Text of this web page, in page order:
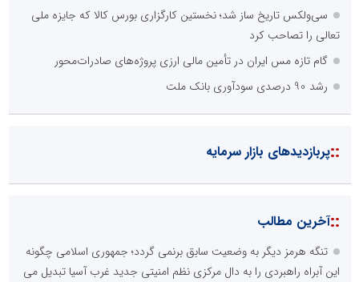
سی‌ولکس تاریخ ساز شد؛ نخستین کارگزاری بورس کالا که جایزه ملی
تعالی را تصاحب کرد
گام تازه مس ایران در تأمین مالی ارزی پروژه‌های صادرات‌محور
رشد 90 درصدی سودآوری بانک ملت
::پربازدیدهای بازار سرمایه
::آخرین مطالب
تنگه هرمز دیگر به وضعیت سابق برنمی گردد؛ جمهوری اسلامی چگونه
این آبراه راهبردی را به دال مرکزی نظم امنیتی جدید غرب آسیا تبدیل می